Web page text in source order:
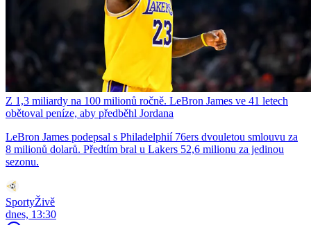
Z 1,3 miliardy na 100 milionů ročně. LeBron James ve 41 letech
obětoval peníze, aby předběhl Jordana
LeBron James podepsal s Philadelphií 76ers dvouletou smlouvu za
8 milionů dolarů. Předtím bral u Lakers 52,6 milionu za jedinou
sezonu.
SportyŽivě
dnes, 13:30